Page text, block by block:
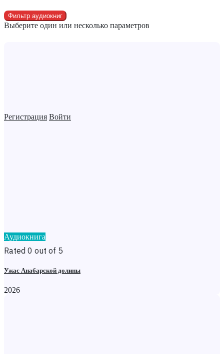
Регистрация Войти
Фильтр аудиокниг
Выберите один или несколько параметров
Аудиокнига
Rated 0 out of 5
Ужас Анабарской долины
2026